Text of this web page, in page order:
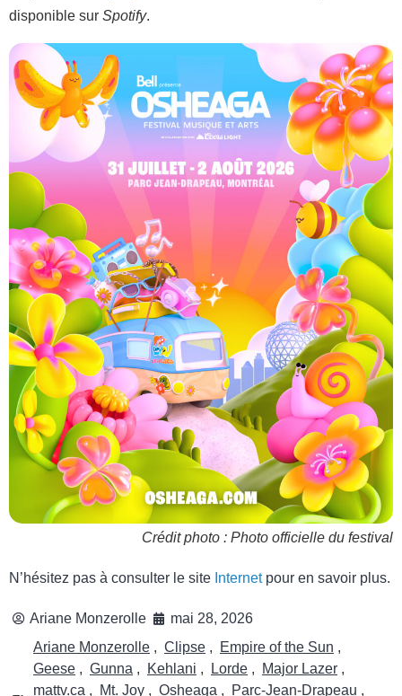
disponible sur Spotify.
Crédit photo : Photo officielle du festival
N’hésitez pas à consulter le site Internetpour en savoir plus.
Ariane Monzerolle
mai 28, 2026
Ariane Monzerolle , Clipse , Empire of the Sun ,
Geese , Gunna , Kehlani , Lorde , Major Lazer ,
mattv.ca , Mt. Joy , Osheaga , Parc-Jean-Drapeau ,